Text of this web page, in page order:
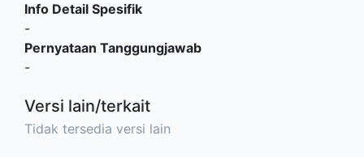
Info Detail Spesifik
-
Pernyataan Tanggungjawab
-
Versi lain/terkait
Tidak tersedia versi lain